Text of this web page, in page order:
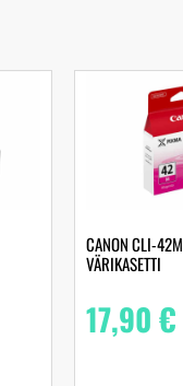
CANON CLI-
VÄRIKASETTI
17,90€